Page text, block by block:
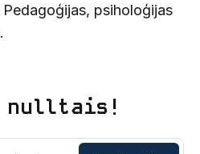
psiholoģijas
nulltais!